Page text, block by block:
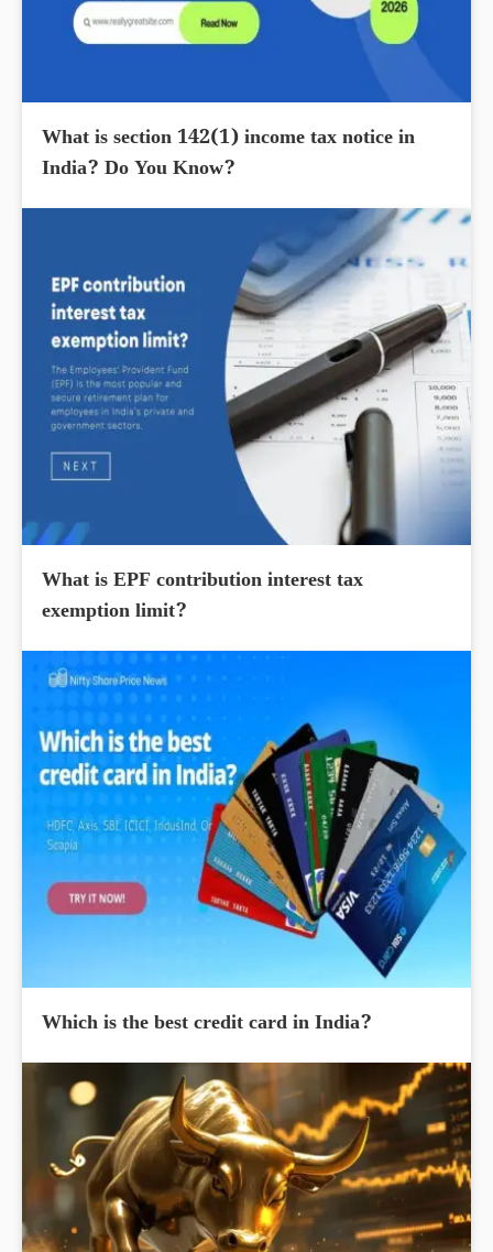
What is section 142(1) income tax notice in
India? Do You Know?
What is EPF contribution interest tax
exemption limit?
Which is the best credit card in India?